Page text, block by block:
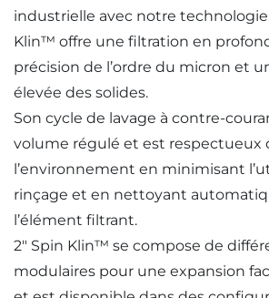
industrielle avec notre
Klin™ offre une filtration en
précision de l’ordre du micron et
élevée des solides.
Son cycle de lavage à contre-
volume régulé et est respectueux
l’environnement en minimisant
rinçage et en nettoyant
l’élément filtrant.
2″ Spin Klin™ se compose de
modulaires pour une expansion